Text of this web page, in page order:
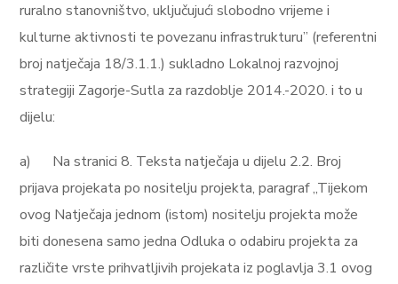
ruralno stanovništvo, uključujući slobodno vrijeme i
kulturne aktivnosti te povezanu infrastrukturu” (referentni
broj natječaja 18/3.1.1.)sukladno Lokalnoj razvojnoj
strategiji Zagorje-Sutla za razdoblje 2014.-2020.i tou
dijelu:
a)
Na stranici 8. Teksta natječaja u dijelu 2.2. Broj
prijava projekata po nositelju projekta, paragraf „Tijekom
ovog Natječaja jednom (istom) nositelju projekta može
biti donesena samo jedna Odluka o odabiru projekta za
različite vrste prihvatljivih projekata iz poglavlja 3.1 ovog